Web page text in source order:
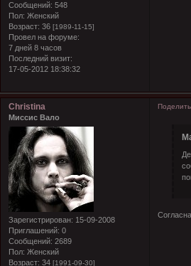
Сообщений: 548
Пол: Женский
Возраст: 36 [1989-11-15]
Провел на форуме:
7 дней 8 часов
Последний визит:
17-05-2012 18:38:32
Christina
Миссис Вало
Зарегистрирован: 15-09-2008
Приглашений: 0
Сообщений: 2689
Пол: Женский
Возраст: 34 [1991-09-30]
Согласна